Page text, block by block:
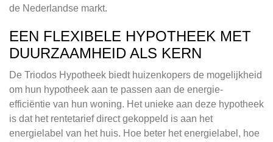
de Nederlandse markt.
EEN FLEXIBELE HYPOTHEEK MET
DUURZAAMHEID ALS KERN
De Triodos Hypotheek biedt huizenkopers de mogelijkheid
om hun hypotheek aan te passen aan de energie-
efficiëntie van hun woning. Het unieke aan deze hypotheek
is dat het rentetarief direct gekoppeld is aan het
energielabel van het huis. Hoe beter het energielabel, hoe